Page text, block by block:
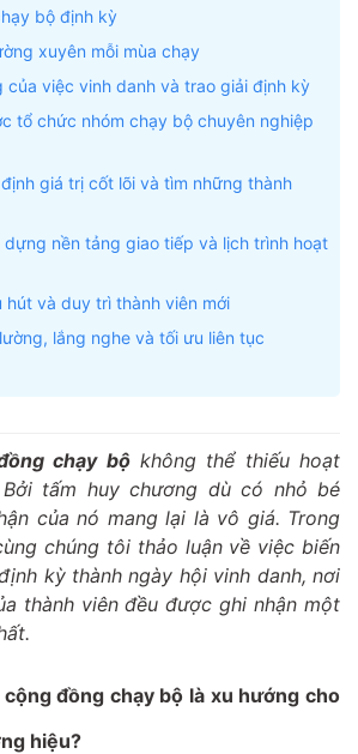
bộ định kỳ
xuyên mỗi mùa chạy
của việc vinh danh và trao giải định kỳ
tổ chức nhóm chạy bộ chuyên nghiệp
giá trị cốt lõi và tìm những thành
dựng nền tảng giao tiếp và lịch trình hoạt
hút và duy trì thành viên mới
lắng nghe và tối ưu liên tục
chạy bộkhông thể thiếu hoạt
tấm huy chương dù có nhỏ bé
của nó mang lại là vô giá. Trong
chúng tôi thảo luận về việc biến
kỳ thành ngày hội vinh danh, nơi
thành viên đều được ghi nhận một
đồng chạy bộ là xu hướng cho
hiệu?